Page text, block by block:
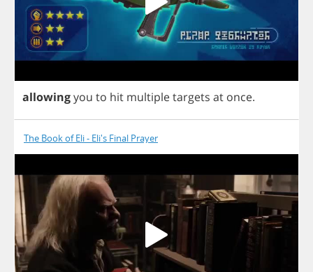
allowingyou to hit multipletargets at once.
The Book of Eli - Eli's Final Prayer